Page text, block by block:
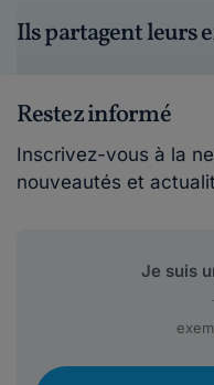
Ils partagent leurs
Restez informé
Inscrivez-vous à la
nouveautés et